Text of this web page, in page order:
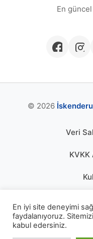
En
© 2026
Veri
KVKK
En iyi site deneyimi
faydalanıyoruz.
kabul edersiniz.